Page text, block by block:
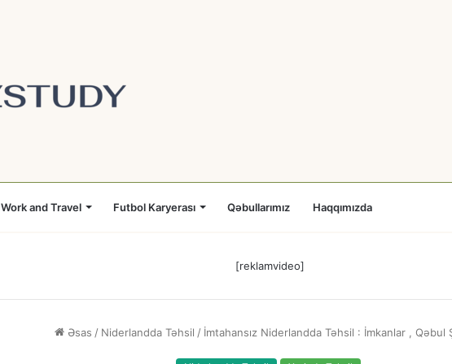
Work and Travel Futbol Karyerası Qəbullarımız Haqqımızda
[reklamvideo]
Əsas / Niderlandda Təhsil / İmtahansız Niderlandda Təhsil : İmkanlar , Qəbul